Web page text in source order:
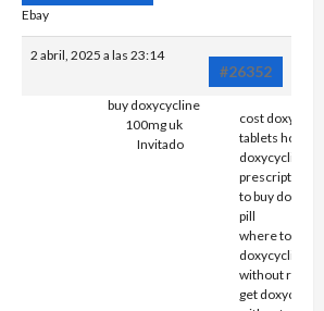
Ebay
2 abril, 2025 a las 23:14
#26352
buy doxycycline
100mg uk
Invitado
cost
tablets how
doxycycline
prescription
to buy
pill
where to buy
doxycycline
without rx
get